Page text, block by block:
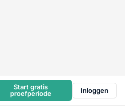
Start gratis
proefperiode
Inloggen